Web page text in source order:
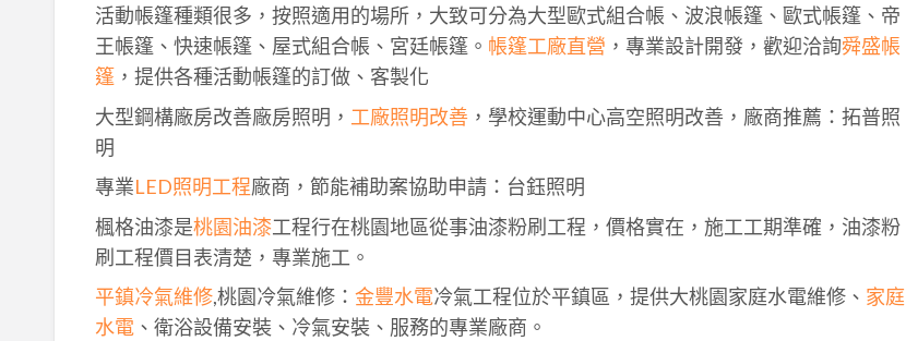
活動帳篷種類很多，按照適用的場所，大致可分為大型歐式組合帳、波浪帳篷、歐式帳篷、帝
王帳篷、快速帳篷、屋式組合帳、宮廷帳篷。 帳篷工廠直營 ，專業設計開發，歡迎洽詢舜盛帳
篷，提供各種活動帳篷的訂做、客製化
大型鋼構廠房改善廠房照明， 工廠照明改善，學校運動中心高空照明改善，廠商推薦：拓普照
明
專業LED照明工程廠商，節能補助案協助申請：台鈺照明
楓格油漆是桃園油漆工程行在桃園地區從事油漆粉刷工程，價格實在，施工工期準確，油漆粉
刷工程價目表清楚，專業施工。
平鎮冷氣維修,桃園冷氣維修： 金豐水電冷氣工程位於平鎮區，提供大桃園家庭水電維修、 家庭
水電、衛浴設備安裝、冷氣安裝、服務的專業廠商。